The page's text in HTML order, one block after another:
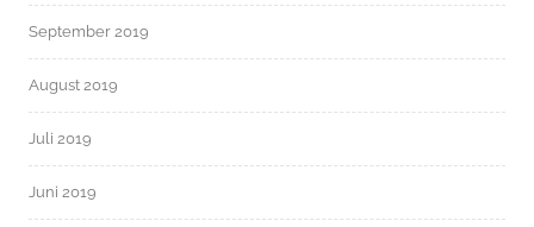
September 2019
August 2019
Juli 2019
Juni 2019